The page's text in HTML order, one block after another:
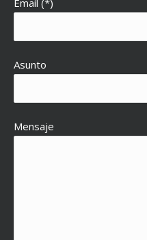
Email (*)
Asunto
Mensaje